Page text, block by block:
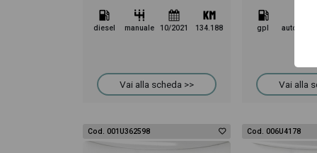
diesel manuale 10/2021 134.188
Vai alla scheda >>
gpl
Vai alla
Cod. 001U362598 Cod. 006U4178